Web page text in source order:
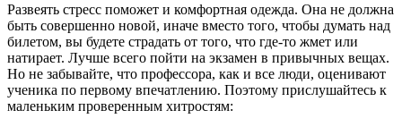
Развеять стресс поможет и комфортная одежда. Она не должна
быть совершенно новой, иначе вместо того, чтобы думать над
билетом, вы будете страдать от того, что где-то жмет или
натирает. Лучше всего пойти на экзамен в привычных вещах.
Но не забывайте, что профессора, как и все люди, оценивают
ученика по первому впечатлению. Поэтому прислушайтесь к
маленьким проверенным хитростям: